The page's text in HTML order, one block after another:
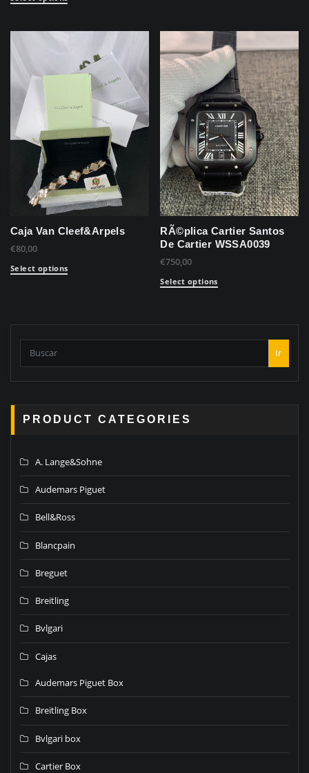
Caja Van Cleef&Arpels
€80,00
Select options
RÃ©plica Cartier Santos
De Cartier WSSA0039
€750,00
Select options
Ir
PRODUCT CATEGORIES
A. Lange&Sohne
Audemars Piguet
Bell&Ross
Blancpain
Breguet
Breitling
Bvlgari
Cajas
Audemars Piguet Box
Breitling Box
Bvlgari box
Cartier Box